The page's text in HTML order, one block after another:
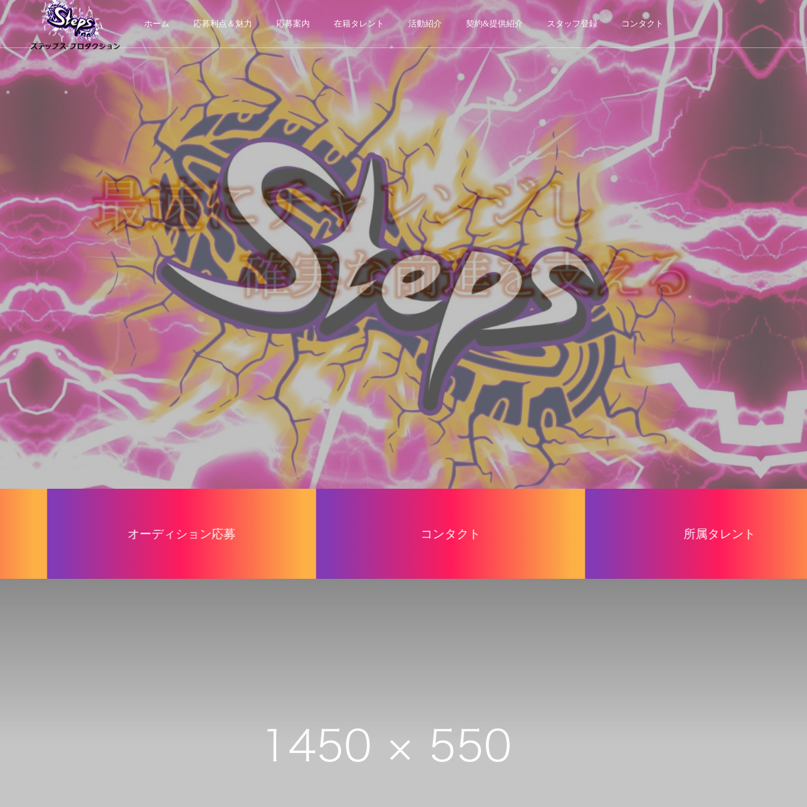
ホーム 応募利点＆魅力 応募案内 在籍タレント 活動紹介 契約&提供紹介 スタッフ登録 コンタクト
オーディション応募 コンタクト 所属タレント